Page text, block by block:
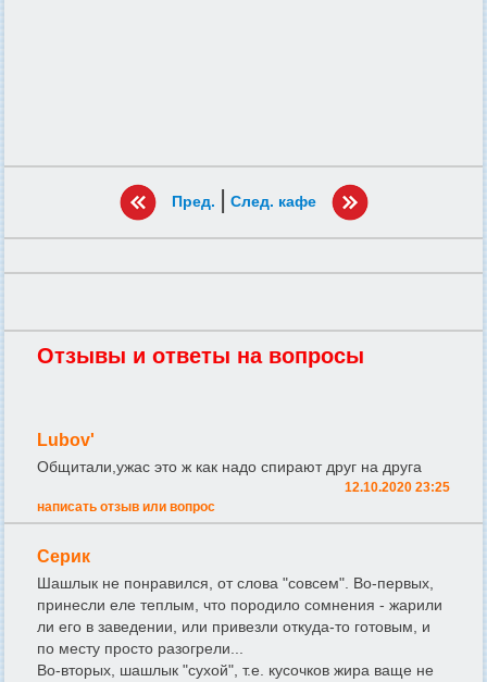
Пред. | След. кафе
Отзывы и ответы на вопросы
Lubov'
Общитали,ужас это ж как надо спирают друг на друга
12.10.2020 23:25
написать отзыв или вопрос
Серик
Шашлык не понравился, от слова "совсем". Во-первых,
принесли еле теплым, что породило сомнения - жарили
ли его в заведении, или привезли откуда-то готовым, и
по месту просто разогрели...
Во-вторых, шашлык "сухой", т.е. кусочков жира ваще не